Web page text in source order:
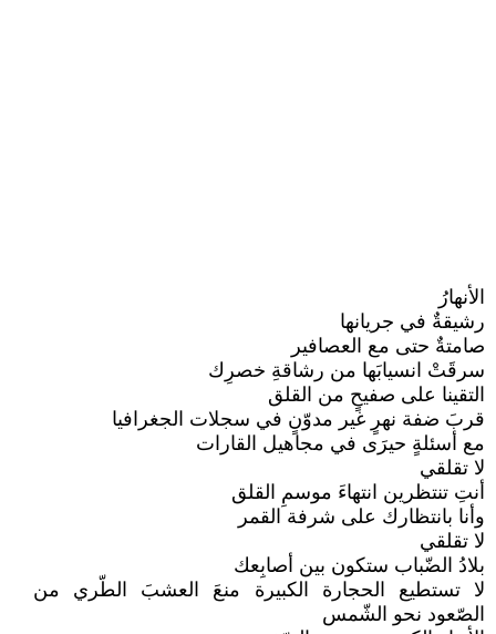
الأنهارُ
رشيقةٌ في جريانها
صامتةٌ حتى مع العصافير
سرقَتْ انسيابَها من رشاقةِ خصرِك
التقينا على صفيحٍ من القلق
قربَ ضفة نهرٍ غير مدوّنٍ في سجلات الجغرافيا
مع أسئلةٍ حيرَى في مجاهيل القارات
لا تقلقي
أنتِ تنتظرين انتهاءَ موسمِ القلق
وأنا بانتظارك على شرفة القمر
لا تقلقي
بلادُ الضّباب ستكون بين أصابِعك
لا تستطيع الحجارة الكبيرة منعَ العشبَ الطّري من
الصّعود نحو الشّمس